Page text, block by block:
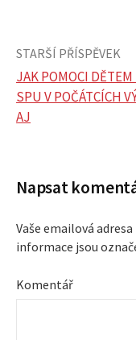
N
v
i
g
a
STARŠÍ PŘÍSPĚVEK
JAK POMOCI DĚTEM
SPU V POČÁTCÍCH
AJ
Napsat
Vaše emailová
informace jsou
Komentář